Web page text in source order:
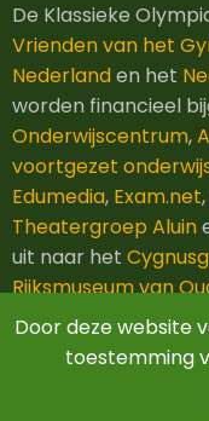
De Klassieke
Vrienden van het
Nederlanden het
worden financieel
Onderwijscentrum,
voortgezet
Edumedia, Exam.net,
Theatergroep Aluin
uit naar het
Rijksmuseum van
stellen van hun
Door deze website
toestemming